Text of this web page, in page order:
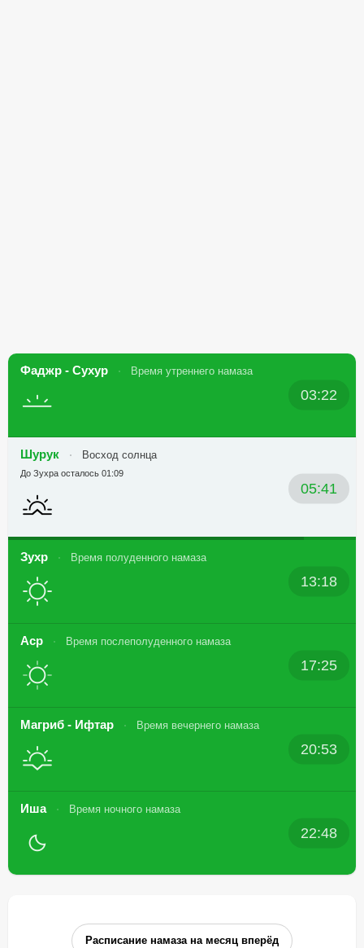
Фаджр - Сухур Время утреннего намаза
03:22
Шурук Восход солнца
05:41
До Зухра осталось 01:09
Зухр Время полуденного намаза
13:18
Аср Время послеполуденного намаза
17:25
Магриб - Ифтар Время вечернего намаза
20:53
Иша Время ночного намаза
22:48
Расписание намаза на месяц вперёд